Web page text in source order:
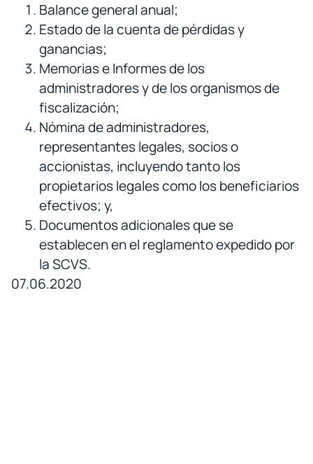
Balance general anual;
Estado de la cuenta de pérdidas y
ganancias;
Memorias e Informes de los
administradores y de los organismos de
fiscalización;
Nómina de administradores,
representantes legales, socios o
accionistas, incluyendo tanto los
propietarios legales como los beneficiarios
efectivos; y,
Documentos adicionales que se
establecen en el reglamento expedido por
la SCVS.
07.06.2020